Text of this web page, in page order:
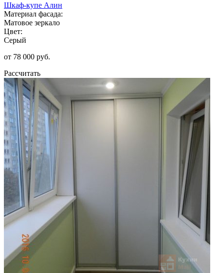
Шкаф-купе Алин
Материал фасада:
Матовое зеркало
Цвет:
Серый
от 78 000 руб.
Рассчитать